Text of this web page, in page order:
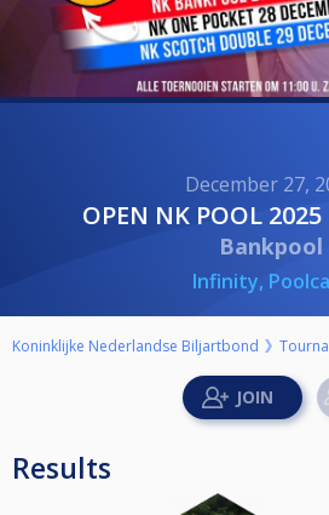
December 27,
OPEN NK POOL
Bankpool
Infinity,
Koninklijke Nederlandse Biljartbond
Results